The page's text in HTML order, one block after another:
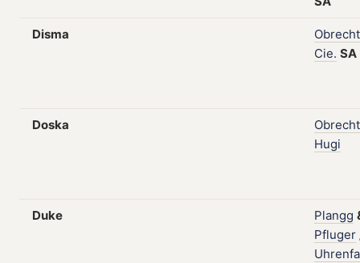
Disma
Obrecht
Cie. SA
Doska
Hugi
Duke Plangg
Pfluger